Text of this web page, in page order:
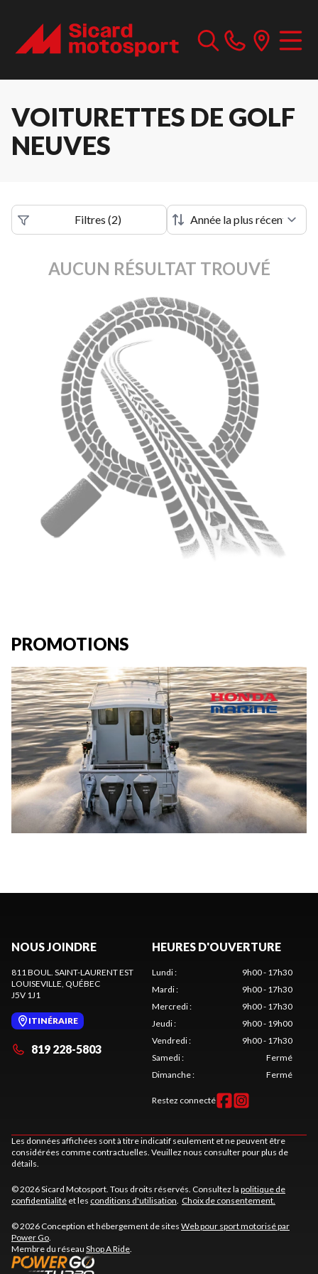
VOITURETTES DE GOLF
NEUVES
Filtres (2)
AUCUN RÉSULTAT TROUVÉ
PROMOTIONS
NOUS JOINDRE
811 BOUL. SAINT-LAURENT EST
LOUISEVILLE, QUÉBEC
J5V 1J1
ITINÉRAIRE
819 228-5803
HEURES D'OUVERTURE
Lundi:
9h00 - 17h30
Mardi:
9h00 - 17h30
Mercredi:
9h00 - 17h30
Jeudi:
9h00 - 19h00
Vendredi:
9h00 - 17h30
Samedi:
Fermé
Dimanche: Fermé
Restez connecté
Les données affichées sont à titre indicatif seulement et ne peuvent être
considérées comme contractuelles. Veuillez nous consulter pour plus de
détails.
© 2026 Sicard Motosport. Tous droits réservés. Consultez la politique de
confidentialité et les conditions d'utilisation. Choix de consentement.
© 2026 Conception et hébergement de sites Web pour sport motorisé par
Power Go.
Membre du réseau Shop A Ride.